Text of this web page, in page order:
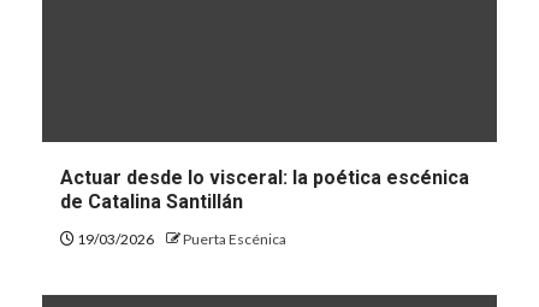
Actuar desde lo visceral: la poética escénica
de Catalina Santillán
19/03/2026 Puerta Escénica